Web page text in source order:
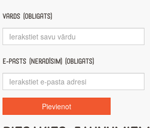
Vārds (obligāts)
E-pasts (nerādīsim) (obligāts)